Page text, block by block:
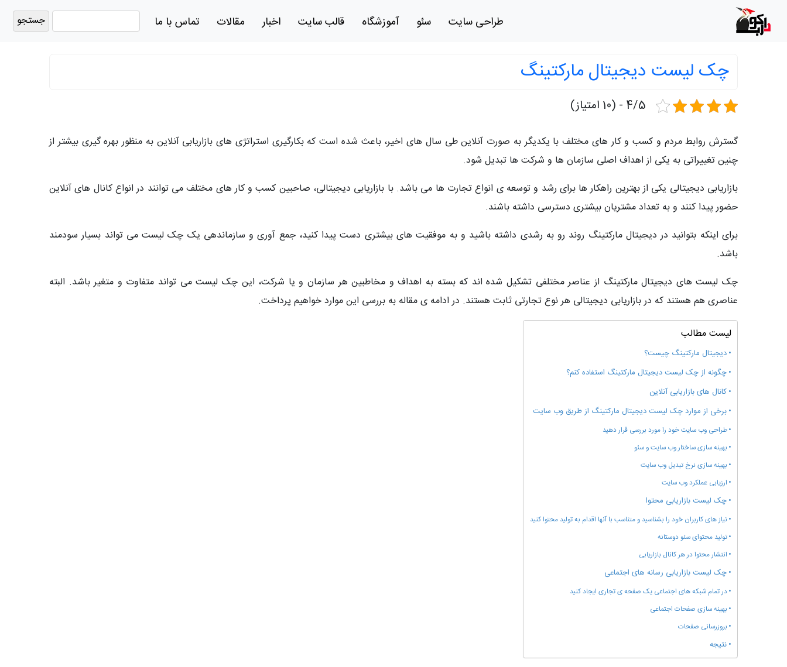
طراحی سایت سئو آموزشگاه قالب سایت اخبار مقالات تماس با ما
چک لیست دیجیتال مارکتینگ
4/5 - (10 امتیاز)
گسترش روابط مردم و کسب و کار های مختلف با یکدیگر به صورت آنلاین طی سال های اخیر، باعث شده است که بکارگیری استراتژی های بازاریابی آنلاین به منظور بهره گیری بیشتر از
چنین تغییراتی به یکی از اهداف اصلی سازمان ها و شرکت ها تبدیل شود.
بازاریابی دیجیتالی یکی از بهترین راهکار ها برای رشد و توسعه ی انواع تجارت ها می باشد. با بازاریابی دیجیتالی، صاحبین کسب و کار های مختلف می توانند در انواع کانال های آنلاین
حضور پیدا کنند و به تعداد مشتریان بیشتری دسترسی داشته باشند.
برای اینکه بتوانید در دیجیتال مارکتینگ روند رو به رشدی داشته باشید و به موفقیت های بیشتری دست پیدا کنید، جمع آوری و سازماندهی یک چک لیست می تواند بسیار سودمند
باشد.
چک لیست های دیجیتال مارکتینگ از عناصر مختلفی تشکیل شده اند که بسته به اهداف و مخاطبین هر سازمان و یا شرکت، این چک لیست می تواند متفاوت و متغیر باشد. البته
عناصری هم هستند که در بازاریابی دیجیتالی هر نوع تجارتی ثابت هستند. در ادامه ی مقاله به بررسی این موارد خواهیم پرداخت.
لیست مطالب
دیجیتال مارکتینگ چیست؟
چگونه از چک لیست دیجیتال مارکتینگ استفاده کنم؟
کانال های بازاریابی آنلاین
برخی از موارد چک لیست دیجیتال مارکتینگ از طریق وب سایت
طراحی وب سایت خود را مورد بررسی قرار دهید
بهینه سازی ساختار وب سایت و سئو
بهینه سازی نرخ تبدیل وب سایت
ارزیابی عملکرد وب سایت
چک لیست بازاریابی محتوا
نیاز های کاربران خود را بشناسید و متناسب با آنها اقدام به تولید محتوا کنید
تولید محتوای سئو دوستانه
انتشار محتوا در هر کانال بازاریابی
چک لیست بازاریابی رسانه های اجتماعی
در تمام شبکه های اجتماعی یک صفحه ی تجاری ایجاد کنید
بهینه سازی صفحات اجتماعی
بروزرسانی صفحات
نتیجه